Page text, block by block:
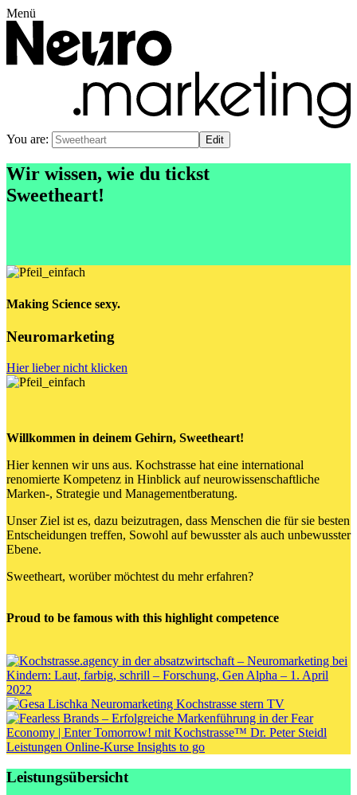
Menü
You are:
Wir wissen, wie du tickst
Sweetheart!
Making Science sexy.
Neuromarketing
Hier lieber nicht klicken
Willkommen in deinem Gehirn, Sweetheart!
Hier kennen wir uns aus. Kochstrasse hat eine international
renomierte Kompetenz in Hinblick auf neurowissenschaftliche
Marken-, Strategie und Managementberatung.
Unser Ziel ist es, dazu beizutragen, dass Menschen die für sie besten
Entscheidungen treffen, Sowohl auf bewusster als auch unbewusster
Ebene.
Sweetheart, worüber möchtest du mehr erfahren?
Proud to be famous with this highlight competence
Leistungen Online-Kurse Insights to go
Leistungsübersicht